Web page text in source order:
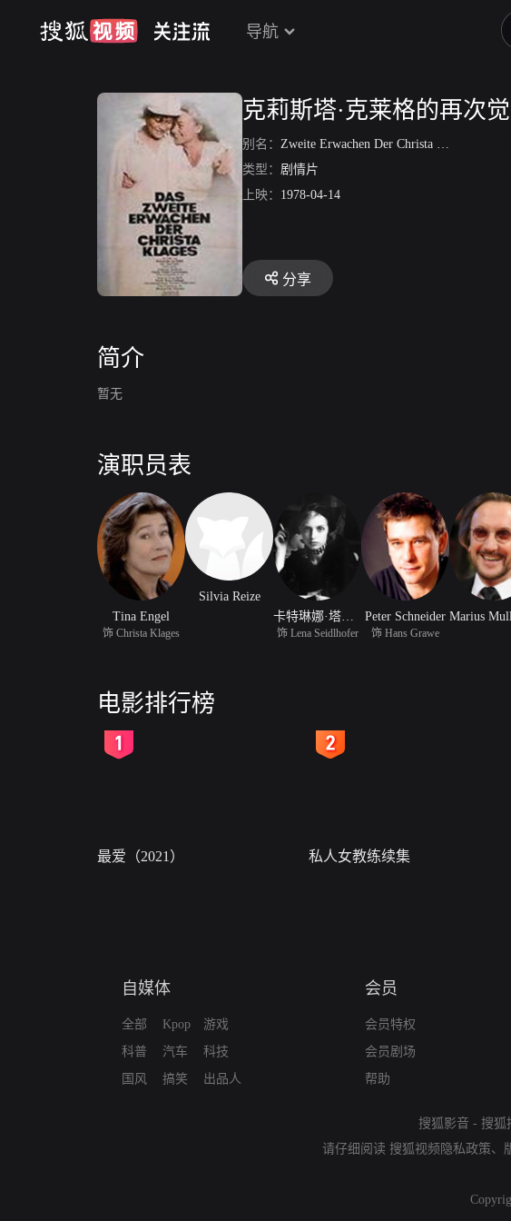
导航
克莉斯塔·克莱格的再次
别名： Zweite Erwachen Der Christa Klages Das
类型： 剧情片
上映： 1978-04-14
分享
简介
暂无
演职员表
Tina Engel
饰 Christa Klages
Silvia Reize
饰 Lena Seidlhofer
Peter Schneider
饰 Hans Grawe
电影排行榜
最爱（2021） 私人女教练续集
自媒体
全部
科普
国风
Kpop
汽车
搞笑
游戏
科技
出品人
会员
会员特权
会员剧场
帮助
搜狐影音 - 搜狐
请仔细阅读 搜狐视频隐私政策、